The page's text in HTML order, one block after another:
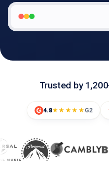
Trusted by
4.8★★★★★ G2